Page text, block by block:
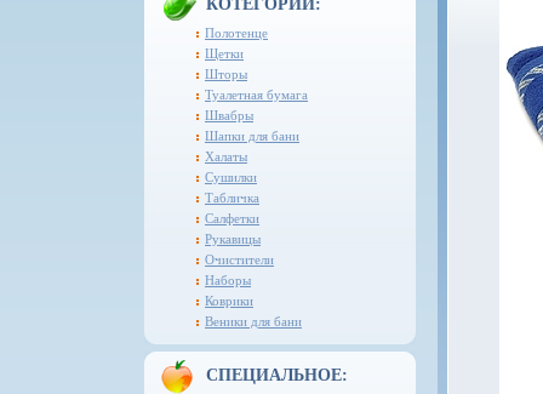
КОТЕГОРИИ:
Полотенце
Щетки
Шторы
Туалетная бумага
Швабры
Шапки для бани
Халаты
Сушилки
Табличка
Салфетки
Рукавицы
Очистители
Наборы
Коврики
Веники для бани
СПЕЦИАЛЬНОЕ: